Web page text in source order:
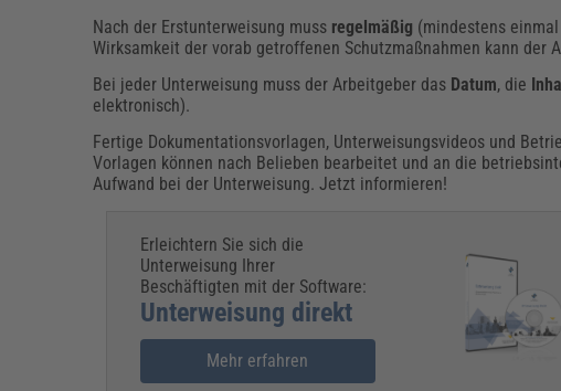
Nach der Erstunterweisung muss regelmäßig (mindestens
Wirksamkeit der vorab getroffenen Schutzmaßnahmen kann der
Bei jeder Unterweisung muss der Arbeitgeber das Datum, die
elektronisch).
Fertige Dokumentationsvorlagen, Unterweisungsvideos und
Vorlagen können nach Belieben bearbeitet und an die
Aufwand bei der Unterweisung. Jetzt informieren!
Erleichtern Sie sich die
Unterweisung Ihrer
Beschäftigten mit der Software:
Unterweisung direkt
Mehr erfahren